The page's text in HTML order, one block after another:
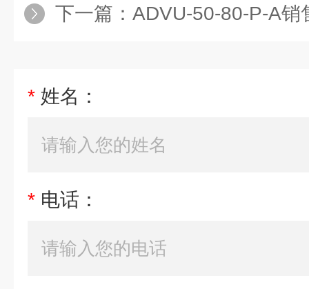
下一篇： ADVU-50-80-P-A销售费斯托
* 姓名：
* 电话：